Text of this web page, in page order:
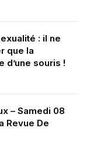
: il ne
que la
d’une souris !
– Samedi 08
Revue De